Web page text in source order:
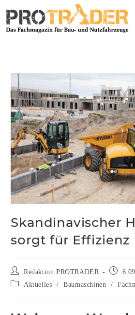
Skandinavischer
sorgt für Effizienz
Redaktion PROTRADER
Aktuelles
/ Baumaschinen /